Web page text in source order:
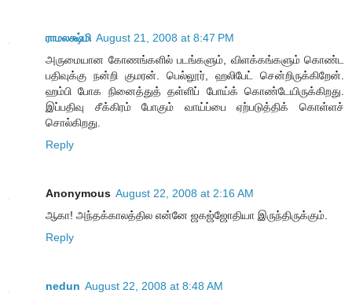
ராமலக்ஷ்மி August 21, 2008 at 8:47 PM
அருமையான கோணங்களில் படங்களும், விளக்கங்களும் கொண்ட
பதிவுக்கு நன்றி குமரன். பெல்லூர், ஹலிபேட் சென்றிருக்கிறேன்.
ஹம்பி போக நினைத்துத் தள்ளிப் போய்க் கொண்டேயிருக்கிறது.
இப்பதிவு சீக்கிரம் போகும் வாய்ப்பை ஏற்படுத்திக் கொள்ளச்
சொல்கிறது.
Reply
Anonymous August 22, 2008 at 2:16 AM
ஆகா! அந்தக்காலத்தில என்னே ஜகஜ்ஜோதியா இருந்திருக்கும்.
Reply
nedun August 22, 2008 at 8:48 AM